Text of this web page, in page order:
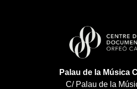
Palau de la Música
C/ Palau de la